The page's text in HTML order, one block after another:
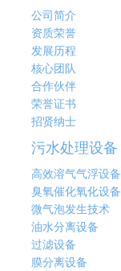
公司简介
资质荣誉
发展历程
核心团队
合作伙伴
荣誉证书
招贤纳士
污水处理设备
高效溶气气浮设备
臭氧催化氧化设备
微气泡发生技术
油水分离设备
过滤设备
膜分离设备